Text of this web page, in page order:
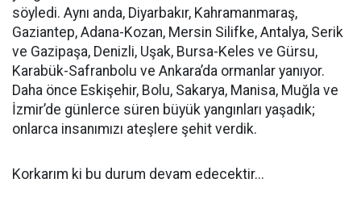
söyledi. Aynı anda, Diyarbakır, Kahramanmaraş,
Gaziantep, Adana-Kozan, Mersin Silifke, Antalya, Serik
ve Gazipaşa, Denizli, Uşak, Bursa-Keles ve Gürsu,
Karabük-Safranbolu ve Ankara’da ormanlar yanıyor.
Daha önce Eskişehir, Bolu, Sakarya, Manisa, Muğla ve
İzmir’de günlerce süren büyük yangınları yaşadık;
onlarca insanımızı ateşlere şehit verdik.
Korkarım ki bu durum devam edecektir...